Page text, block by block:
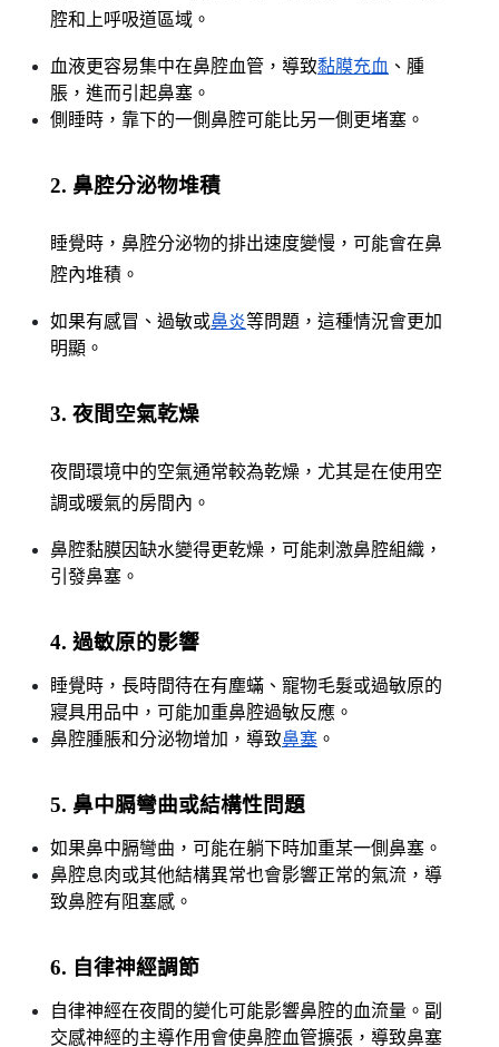
腔和上呼吸道區域。
血液更容易集中在鼻腔血管，導致黏膜充血 、腫
脹，進而引起鼻塞。
側睡時，靠下的一側鼻腔可能比另一側更堵塞。
2. 鼻腔分泌物堆積
睡覺時，鼻腔分泌物的排出速度變慢，可能會在鼻
腔內堆積。
如果有感冒、過敏或鼻炎等問題，這種情況會更加
明顯。
3. 夜間空氣乾燥
夜間環境中的空氣通常較為乾燥，尤其是在使用空
調或暖氣的房間內。
鼻腔黏膜因缺水變得更乾燥，可能刺激鼻腔組織，
引發鼻塞。
4. 過敏原的影響
睡覺時，長時間待在有塵蟎、寵物毛髮或過敏原的
寢具用品中，可能加重鼻腔過敏反應。
鼻腔腫脹和分泌物增加，導致鼻塞 。
5. 鼻中膈彎曲或結構性問題
如果鼻中膈彎曲，可能在躺下時加重某一側鼻塞。
鼻腔息肉或其他結構異常也會影響正常的氣流，導
致鼻腔有阻塞感。
6. 自律神經調節
自律神經在夜間的變化可能影響鼻腔的血流量。副
交感神經的主導作用會使鼻腔血管擴張，導致鼻塞